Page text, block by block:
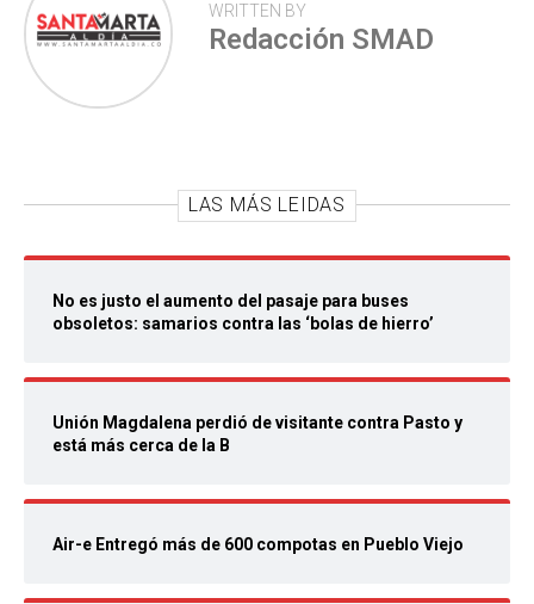
WRITTEN BY
Redacción SMAD
LAS MÁS LEIDAS
No es justo el aumento del pasaje para buses
obsoletos: samarios contra las ‘bolas de hierro’
Unión Magdalena perdió de visitante contra Pasto y
está más cerca de la B
Air-e Entregó más de 600 compotas en Pueblo Viejo